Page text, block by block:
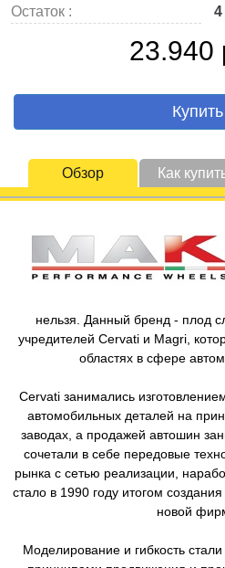
Остаток : 4
23.940
Обзор Как
нельзя. Данный бренд - плод
учредителей Cervati и Magri,
областях в сфере
Cervati занимались
автомобильных деталей на
заводах, а продажей автошин
сочетали в себе передовые
рынка с сетью реализации,
стало в 1990 году итогом
новой
Моделирование и гибкость